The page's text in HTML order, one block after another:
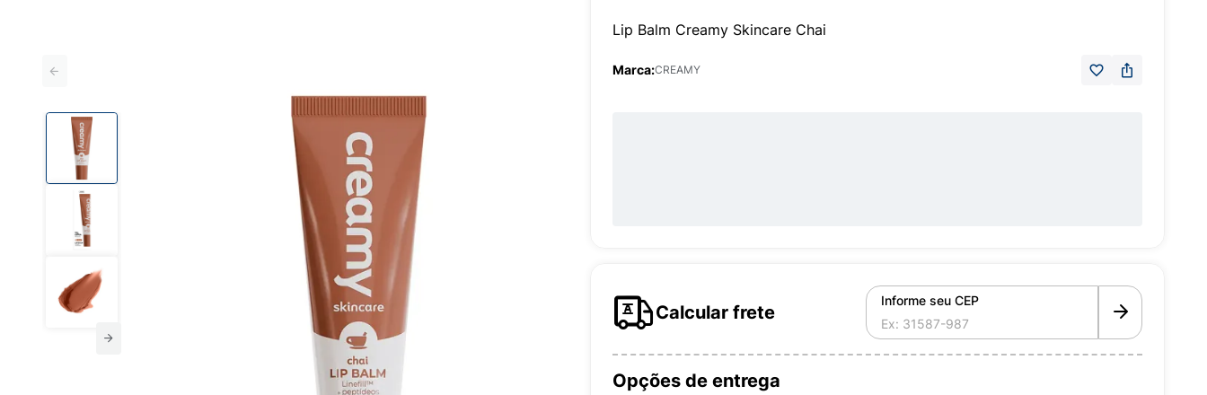
Lip Balm Creamy Skincare Chai
Marca:CREAMY
Calcular frete
Informe seu CEP
Opções de entrega